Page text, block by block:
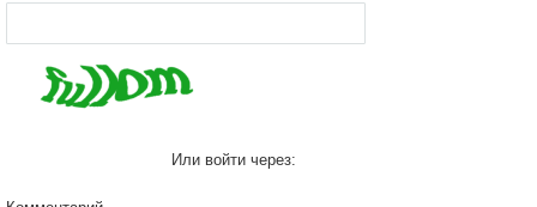
Или войти через: